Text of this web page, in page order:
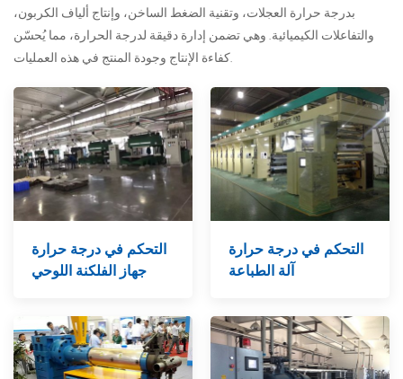
بدرجة حرارة العجلات، وتقنية الضغط الساخن، وإنتاج ألياف الكربون،
والتفاعلات الكيميائية. وهي تضمن إدارة دقيقة لدرجة الحرارة، مما يُحسّن
كفاءة الإنتاج وجودة المنتج في هذه العمليات.
التحكم في درجة حرارة
جهاز الفلكنة اللوحي
التحكم في درجة حرارة
آلة الطباعة